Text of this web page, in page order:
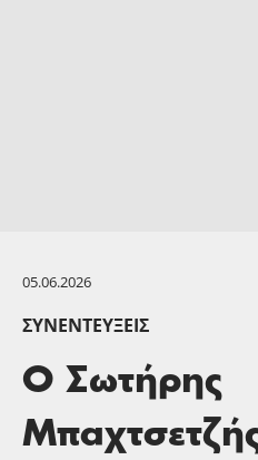
05.06.2026
ΣΥΝΕΝΤΕΎΞΕΙΣ
Ο Σωτήρης